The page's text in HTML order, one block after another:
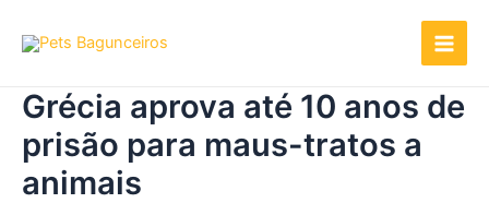
para
conteúdo
Grécia aprova até 10 anos de
prisão para maus-tratos a
animais